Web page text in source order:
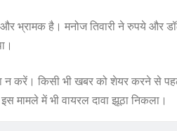
और भ्रामक है। मनोज तिवारी ने रुपये और
न करें। किसी भी खबर को शेयर करने से
मामले में भी वायरल दावा झूठा निकला।